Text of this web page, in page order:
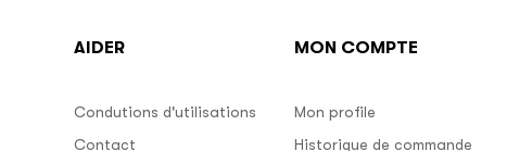
AIDER
Condutions d'utilisations
Contact
MON COMPTE
Mon profile
Historique de commande